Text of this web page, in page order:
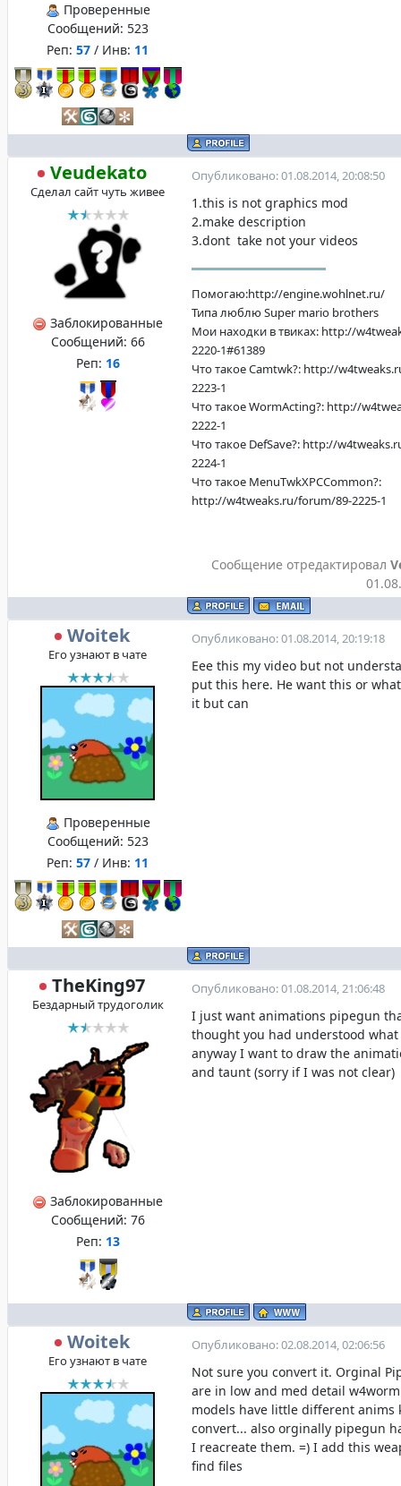
Проверенные
Сообщений: 523
Реп: 57 / Инв: 11
Veudekato
Сделал сайт чуть живее
Заблокированные
Сообщений: 66
Реп: 16
Опубликовано: 01.08.2014, 20:08:50
1.this is not graphics mod
2.make description
3.dont take not your videos
Помогаю:http://engine.wohlnet.ru/
Типа люблю Super mario brothers
Мои находки в твиках: http://
2220-1#61389
Что такое Camtwk?: http://
2223-1
Что такое WormActing?: http://
2222-1
Что такое DefSave?: http://
2224-1
Что такое MenuTwkXPCCommon?:
http://w4tweaks.ru/forum/89-2225-1
Сообщение отредактировал
Woitek
Его узнают в чате
Проверенные
Сообщений: 523
Реп: 57 / Инв: 11
Опубликовано: 01.08.2014, 20:19:18
Eee this my video but not
put this here. He want this or
it but can
TheKing97
Бездарный трудоголик
Заблокированные
Сообщений: 76
Реп: 13
Опубликовано: 01.08.2014, 21:06:48
I just want animations pipegun
thought you had understood what
anyway I want to draw the
and taunt (sorry if I was not clear)
Woitek
Его узнают в чате
Опубликовано: 02.08.2014, 02:06:56
Not sure you convert it. Orginal
are in low and med detail
models have little different anims
convert... also orginally pipegun
I reacreate them. =) I add this
find files